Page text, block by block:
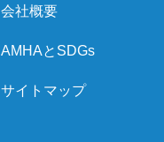
会社概要
AMHAとSDGs
サイトマップ